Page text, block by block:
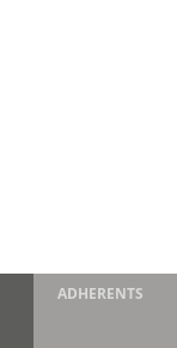
ADHERENTS